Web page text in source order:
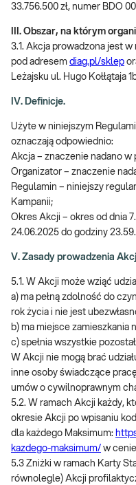
33.756.500 zł, numer BDO
III. Obszar, na którym
3.1. Akcja prowadzona jest
pod adresem diag.pl/sklep
Leżajsku ul. Hugo Kołłątaja
IV. Definicje.
Użyte w niniejszym
oznaczają odpowiednio:
Akcja – znaczenie nadano w
Organizator – znaczenie
Regulamin – niniejszy
Kampanii;
Okres Akcji – okres od dnia
24.06.2025 do godziny
V. Zasady prowadzenia
5.1. W Akcji może wziąć
a) ma pełną zdolność do
rok życia i nie jest
b) ma miejsce zamieszkania
c) spełnia wszystkie
W Akcji nie mogą brać
inne osoby świadczące
umów o cywilnoprawnym
5.2. W ramach Akcji każdy,
okresie Akcji po wpisaniu
dla każdego Maksimum:
kazdego-maksimum/ w cenie
5.3 Zniżki w ramach Karty
równolegle) Akcji